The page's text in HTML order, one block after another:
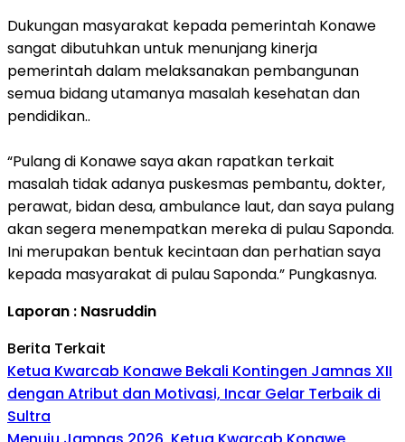
Dukungan masyarakat kepada pemerintah Konawe
sangat dibutuhkan untuk menunjang kinerja
pemerintah dalam melaksanakan pembangunan
semua bidang utamanya masalah kesehatan dan
pendidikan..
“Pulang di Konawe saya akan rapatkan terkait
masalah tidak adanya puskesmas pembantu, dokter,
perawat, bidan desa, ambulance laut, dan saya pulang
akan segera menempatkan mereka di pulau Saponda.
Ini merupakan bentuk kecintaan dan perhatian saya
kepada masyarakat di pulau Saponda.” Pungkasnya.
Laporan : Nasruddin
Berita Terkait
Ketua Kwarcab Konawe Bekali Kontingen Jamnas XII
dengan Atribut dan Motivasi, Incar Gelar Terbaik di
Sultra